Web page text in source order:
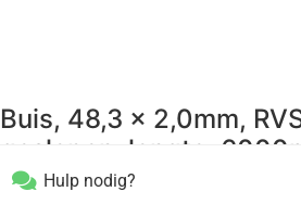
Buis, 48,3 x 2,0mm,
geslepen, lengte:
127,70
Hulp nodig?